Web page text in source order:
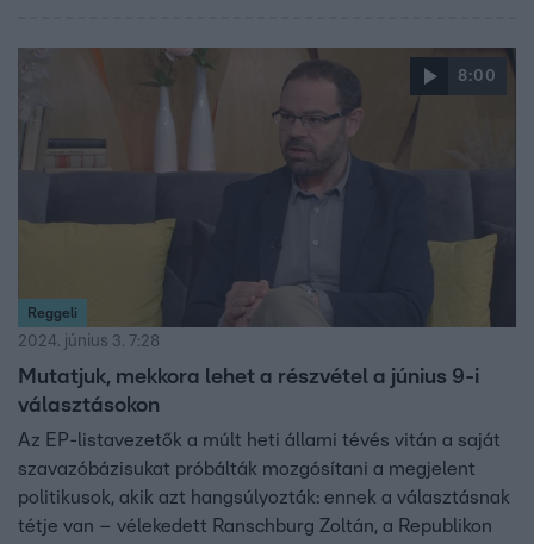
8:00
Reggeli
2024. június 3. 7:28
Mutatjuk, mekkora lehet a részvétel a június 9-i
választásokon
Az EP-listavezetők a múlt heti állami tévés vitán a saját
szavazóbázisukat próbálták mozgósítani a megjelent
politikusok, akik azt hangsúlyozták: ennek a választásnak
tétje van – vélekedett Ranschburg Zoltán, a Republikon